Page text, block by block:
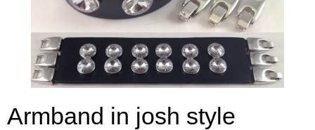
Armband in josh style